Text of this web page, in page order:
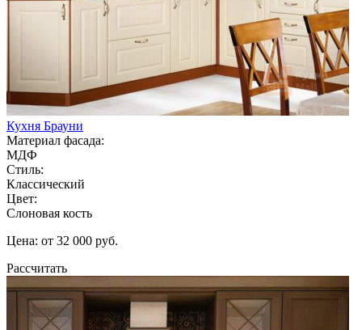
Кухня Брауни
Материал фасада:
МДФ
Стиль:
Классический
Цвет:
Слоновая кость
Цена: от 32 000 руб.
Рассчитать